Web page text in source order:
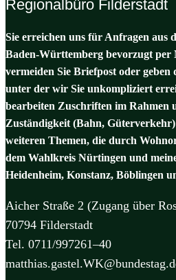
Regionalbüro Filderstadt
Sie erreichen uns für Anfragen aus
Baden-Württemberg bevorzugt per
vermeiden Sie Briefpost oder geben
unter der wir Sie unkompliziert
bearbeiten Zuschriften im Rahmen
Zuständigkeit (Bahn,
weiteren Themen, die durch
dem Wahlkreis Nürtingen und
Heidenheim, Konstanz, Böblingen
Aicher Straße 2 (Zugang über
70794 Filderstadt
Tel. 0711/997261–40